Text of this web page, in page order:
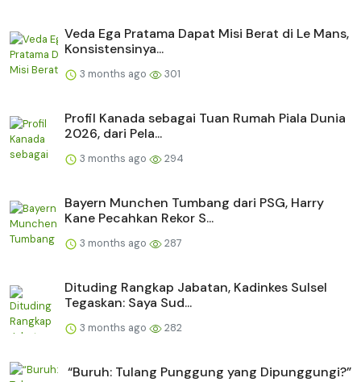
Veda Ega Pratama Dapat Misi Berat di Le Mans,
Konsistensinya...
3 months ago 301
Profil Kanada sebagai Tuan Rumah Piala Dunia
2026, dari Pela...
3 months ago 294
Bayern Munchen Tumbang dari PSG, Harry
Kane Pecahkan Rekor S...
3 months ago 287
Dituding Rangkap Jabatan, Kadinkes Sulsel
Tegaskan: Saya Sud...
3 months ago 282
“Buruh: Tulang Punggung yang Dipunggungi?”